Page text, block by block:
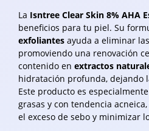
La Isntree Clear Skin 8% AHA
beneficios para tu piel. Su
exfoliantes ayuda a eliminar
promoviendo una renovación
contenido en extractos
hidratación profunda, dejando
Este producto es
grasas y con tendencia
el exceso de sebo y minimizar